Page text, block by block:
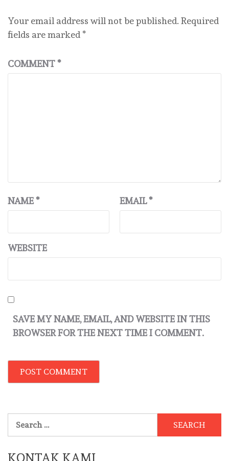
Your email address will not be published. Required
fields are marked *
COMMENT*
NAME* EMAIL*
WEBSITE
SAVE MY NAME, EMAIL, AND WEBSITE IN THIS
BROWSER FOR THE NEXT TIME I COMMENT.
for:
KONTAK KAMI